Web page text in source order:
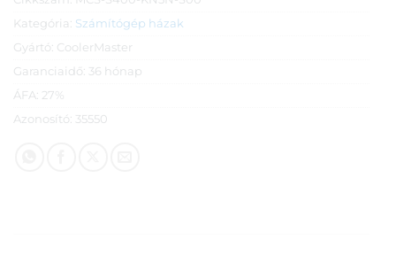
Kategória: Számítógép házak
Gyártó: CoolerMaster
Garanciaidő: 36 hónap
ÁFA: 27%
Azonosító: 35550